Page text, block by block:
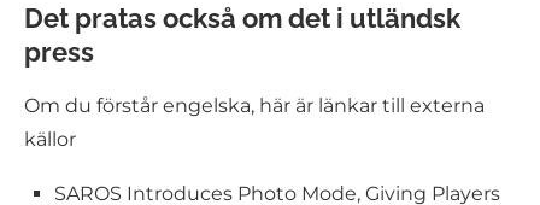
Det pratas också om det i utländsk
press
Om du förstår engelska, här är länkar till externa
källor
SAROS Introduces Photo Mode, Giving Players